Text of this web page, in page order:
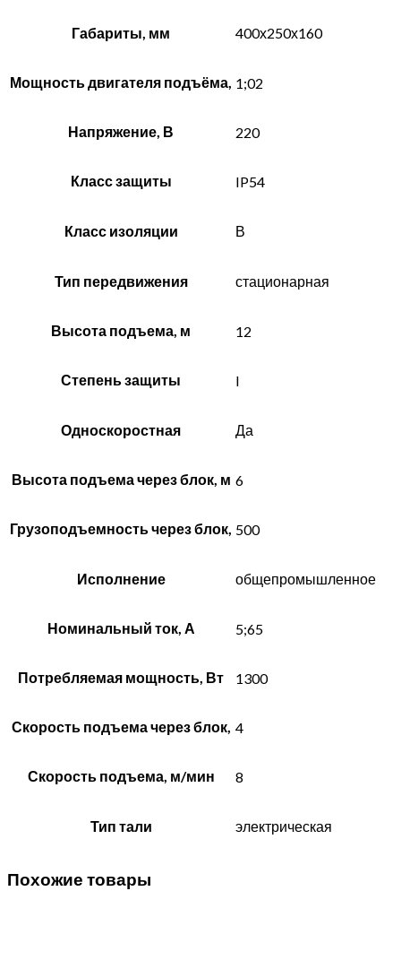
Габариты, мм 400х250х160
Мощность двигателя подъёма, 1;02
Напряжение, В 220
Класс защиты IP54
Класс изоляции В
Тип передвижения стационарная
Высота подъема, м 12
Степень защиты I
Односкоростная Да
Высота подъема через блок, м 6
Грузоподъемность через блок, 500
Исполнение общепромышленное
Номинальный ток, А 5;65
Потребляемая мощность, Вт 1300
Скорость подъема через блок, 4
Скорость подъема, м/мин 8
Тип тали электрическая
Похожие товары